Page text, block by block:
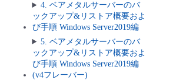
4. ベアメタルサーバーのバ
ックアップ&リストア概要およ
び手順 Windows Server2019編
5. ベアメタルサーバーのバ
ックアップ&リストア概要およ
び手順 Windows Server2019編
(v4フレーバー)